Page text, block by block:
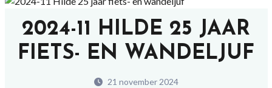
2024-11 HILDE 25 JAAR
FIETS- EN WANDELJUF
21 november 2024